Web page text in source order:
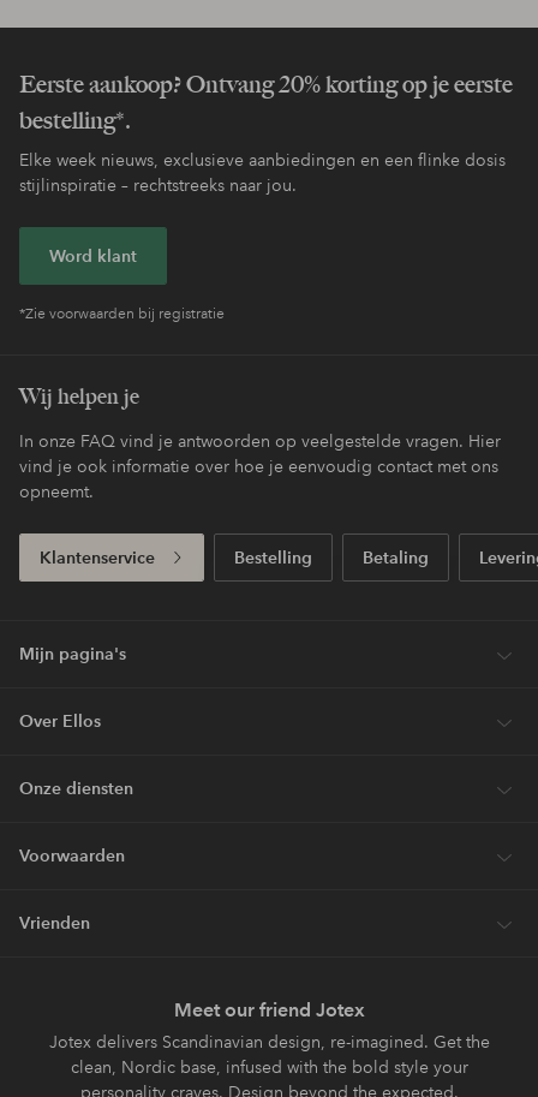
Eerste aankoop? Ontvang 20% korting op je eerste
bestelling*.
Elke week nieuws, exclusieve aanbiedingen en een flinke dosis
stijlinspiratie – rechtstreeks naar jou.
Word klant
*Zie voorwaarden bij registratie
Wij helpen je
In onze FAQ vind je antwoorden op veelgestelde vragen. Hier
vind je ook informatie over hoe je eenvoudig contact met ons
opneemt.
Klantenservice Bestelling Betaling
Mijn pagina's
Over Ellos
Onze diensten
Voorwaarden
Vrienden
Meet our friend Jotex
Jotex delivers Scandinavian design, re-imagined. Get the
clean, Nordic base, infused with the bold style your
personality craves. Design beyond the expected.